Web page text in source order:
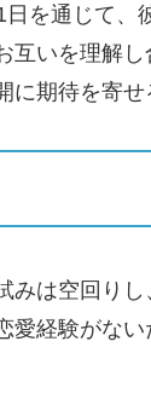
を通じて、
互いを理解
期待を寄せ
は空回り
愛経験がな